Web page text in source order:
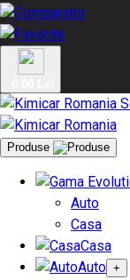
Produse
Auto
Casa
Casa
Auto +